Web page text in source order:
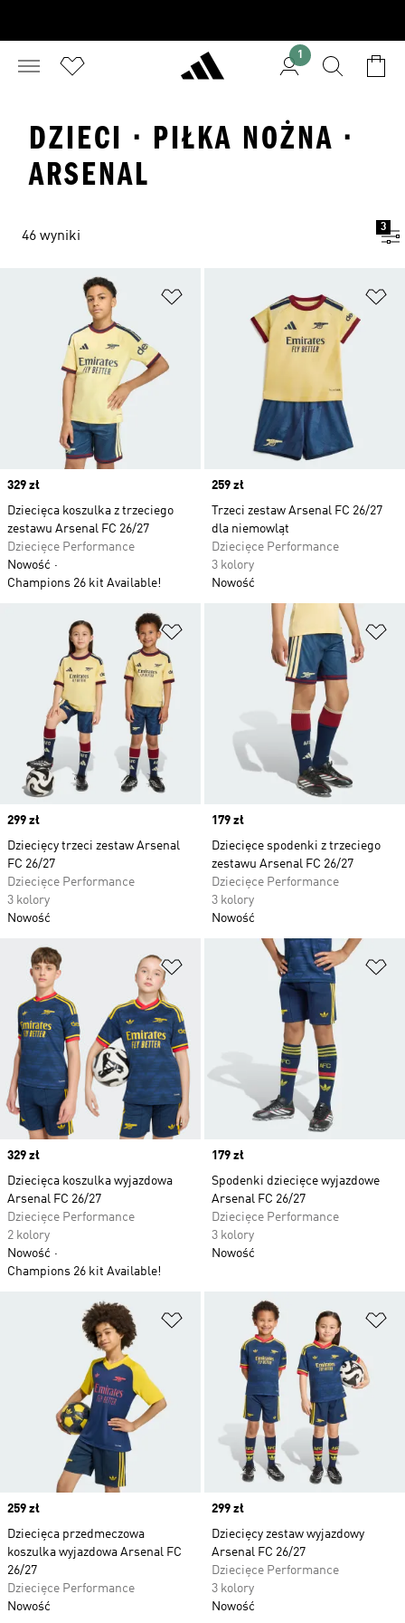
1
DZIECI · PIŁKA NOŻNA ·
ARSENAL
46 wyniki
3
Dodaj do listy życzeń
Price
329 zł
Dziecięca koszulka z trzeciego
zestawu Arsenal FC 26/27
Dziecięce Performance
Nowość
Champions 26 kit Available!
Price
259 zł
Trzeci zestaw Arsenal FC 26/27
dla niemowląt
Dziecięce Performance
3 kolory
Nowość
Dodaj do listy życzeń
Price
299 zł
Dziecięcy trzeci zestaw Arsenal
FC 26/27
Dziecięce Performance
3 kolory
Nowość
Price
179 zł
Dziecięce spodenki z trzeciego
zestawu Arsenal FC 26/27
Dziecięce Performance
3 kolory
Nowość
Dodaj do listy życzeń
Price
329 zł
Dziecięca koszulka wyjazdowa
Arsenal FC 26/27
Dziecięce Performance
2 kolory
Nowość
Champions 26 kit Available!
Price
179 zł
Spodenki dziecięce wyjazdowe
Arsenal FC 26/27
Dziecięce Performance
3 kolory
Nowość
Dodaj do listy życzeń
Price
259 zł
Dziecięca przedmeczowa
koszulka wyjazdowa Arsenal FC
26/27
Dziecięce Performance
Nowość
Price
299 zł
Dziecięcy zestaw wyjazdowy
Arsenal FC 26/27
Dziecięce Performance
3 kolory
Nowość